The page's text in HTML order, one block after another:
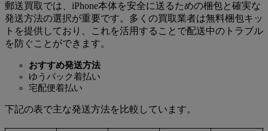
郵送買取では、iPhone本体を安全に送るための梱包と確実な
発送方法の選択が重要です。多くの買取業者は無料梱包キッ
トを提供しており、これを活用することで配送中のトラブル
を防ぐことができます。
おすすめ発送方法
ゆうパック着払い
宅配便着払い
下記の表で主な発送方法を比較しています。